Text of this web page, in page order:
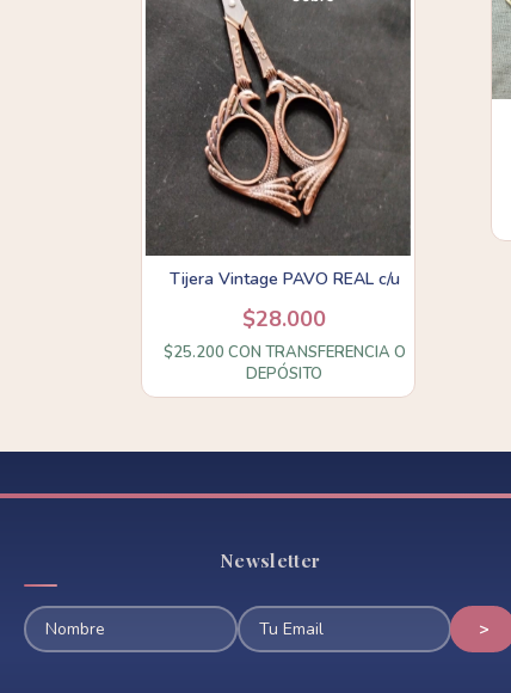
Tijera Vintage PAVO REAL c/u
$28.000
$25.200 CON TRANSFERENCIA O
DEPÓSITO
Newsletter